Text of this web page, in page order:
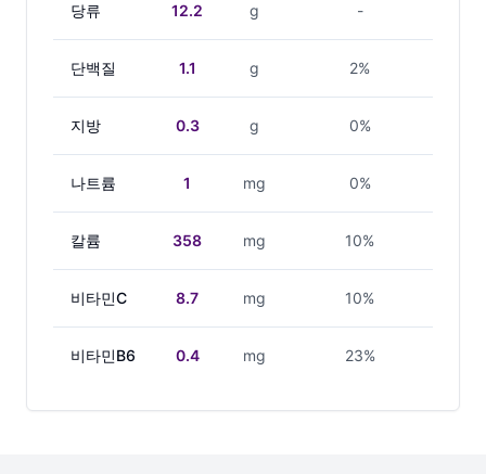
당류 12.2 g -
단백질 1.1 g 2%
지방 0.3 g 0%
나트륨 1 mg 0%
칼륨 358 mg 10%
비타민C 8.7 mg 10%
비타민B6 0.4 mg 23%